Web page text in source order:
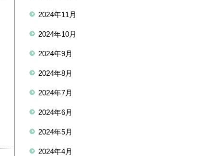
2024年11月
2024年10月
2024年9月
2024年8月
2024年7月
2024年6月
2024年5月
2024年4月